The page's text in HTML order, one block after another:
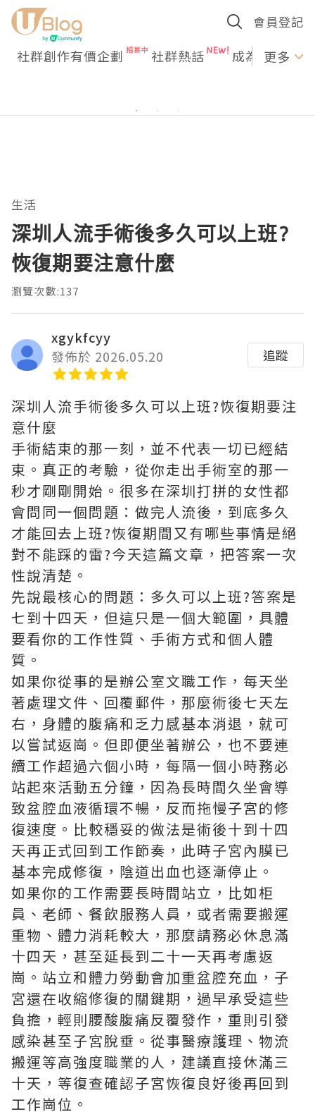
會員登記
社群創作有價企劃 社群熱話 成為U更多
生活
深圳人流手術後多久可以上班?
恢復期要注意什麼
瀏覽次數:137
xgykfcyy
發佈於 2026.05.20
追蹤
深圳人流手術後多久可以上班?恢復期要注
意什麼
手術結束的那一刻，並不代表一切已經結
束。真正的考驗，從你走出手術室的那一
秒才剛剛開始。很多在深圳打拼的女性都
會問同一個問題：做完人流後，到底多久
才能回去上班?恢復期間又有哪些事情是絕
對不能踩的雷?今天這篇文章，把答案一次
性說清楚。
先說最核心的問題：多久可以上班?答案是
七到十四天，但這只是一個大範圍，具體
要看你的工作性質、手術方式和個人體
質。
如果你從事的是辦公室文職工作，每天坐
著處理文件、回覆郵件，那麼術後七天左
右，身體的腹痛和乏力感基本消退，就可
以嘗試返崗。但即便坐著辦公，也不要連
續工作超過六個小時，每隔一個小時務必
站起來活動五分鐘，因為長時間久坐會導
致盆腔血液循環不暢，反而拖慢子宮的修
復速度。比較穩妥的做法是術後十到十四
天再正式回到工作節奏，此時子宮內膜已
基本完成修復，陰道出血也逐漸停止。
如果你的工作需要長時間站立，比如柜
員、老師、餐飲服務人員，或者需要搬運
重物、體力消耗較大，那麼請務必休息滿
十四天，甚至延長到二十一天再考慮返
崗。站立和體力勞動會加重盆腔充血，子
宮還在收縮修復的關鍵期，過早承受這些
負擔，輕則腰酸腹痛反覆發作，重則引發
感染甚至子宮脫垂。從事醫療護理、物流
搬運等高強度職業的人，建議直接休滿三
十天，等復查確認子宮恢復良好後再回到
工作崗位。